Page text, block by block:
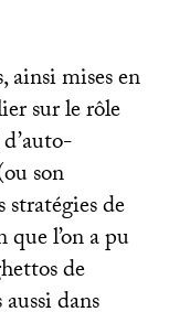
ainsi mises en
sur le rôle
son
stratégies de
l’on a pu
de